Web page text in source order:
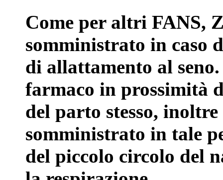
Come per altri FANS,
somministrato in caso
di allattamento al
farmaco in prossimità
del parto stesso,
somministrato in tale
del piccolo circolo del